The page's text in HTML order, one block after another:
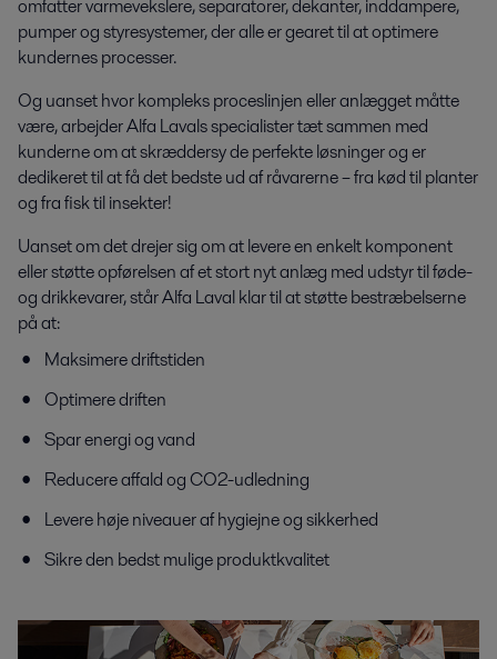
omfatter varmevekslere, separatorer, dekanter, inddampere,
pumper og styresystemer, der alle er gearet til at optimere
kundernes processer.
Og uanset hvor kompleks proceslinjen eller anlægget måtte
være, arbejder Alfa Lavals specialister tæt sammen med
kunderne om at skræddersy de perfekte løsninger og er
dedikeret til at få det bedste ud af råvarerne – fra kød til planter
og fra fisk til insekter!
Uanset om det drejer sig om at levere en enkelt komponent
eller støtte opførelsen af et stort nyt anlæg med udstyr til føde-
og drikkevarer, står Alfa Laval klar til at støtte bestræbelserne
på at:
Maksimere driftstiden
Optimere driften
Spar energi og vand
Reducere affald og CO2-udledning
Levere høje niveauer af hygiejne og sikkerhed
Sikre den bedst mulige produktkvalitet